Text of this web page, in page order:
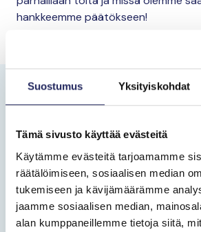
Suostumus Yksityiskohdat
Tämä sivusto käyttää evästeitä
Käytämme evästeitä tarjoamamme
räätälöimiseen, sosiaalisen median
tukemiseen ja kävijämäärämme
jaamme sosiaalisen median,
alan kumppaneillemme tietoja siitä,
hankkeemme päätökseen!